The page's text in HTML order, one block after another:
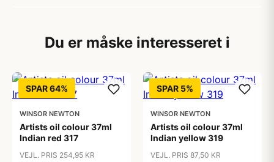
Du er måske interesseret i
SPAR 64%
WINSOR NEWTON
Artists oil colour 37ml
Indian red 317
VEJL. PRIS 254,95 KR
SPAR 5%
WINSOR NEWTON
Artists oil colour 37ml
Indian yellow 319
VEJL. PRIS 87,50 KR